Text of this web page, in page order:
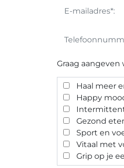
Graag
Haal meer
Happy
Intermittent
Gezond
Sport en
Vitaal met
Grip op je